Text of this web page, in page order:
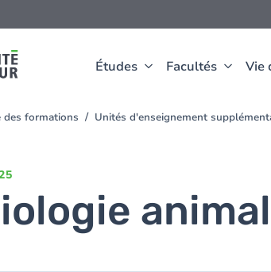
Études Facultés Vie
des formations Unités d'enseignement